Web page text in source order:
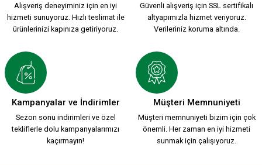
HUMMEL DREAM HALF ZIP SWEATSHİRT S.
2.399,90 TL
KARŞIYAKA NAKIŞ LOGO KIRMIZI POLAR FERMUARLI
1.749,90 TL
Alışveriş deneyiminiz için en iyi
hizmeti sunuyoruz. Hızlı teslimat ile
ürünlerinizi kapınıza getiriyoruz.
Güvenli alışveriş için SSL sertifikalı
altyapımızla hizmet veriyoruz.
Verileriniz koruma altında.
Kampanyalar ve İndirimler
Sezon sonu indirimleri ve özel
tekliflerle dolu kampanyalarımızı
kaçırmayın!
Müşteri Memnuniyeti
Müşteri memnuniyeti bizim için çok
önemli. Her zaman en iyi hizmeti
sunmak için çalışıyoruz.